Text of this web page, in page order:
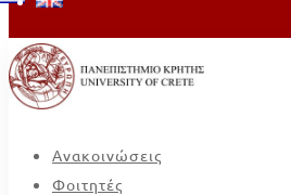
Ανακοινώσεις
Φοιτητές